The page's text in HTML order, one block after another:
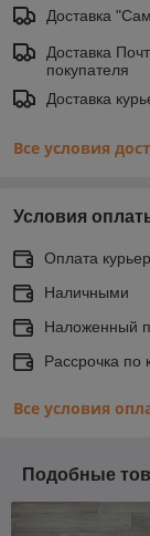
Доставка
Доставка
покупателя
Доставка
Все условия
Условия
Оплата
Наличными
Наложенный
Рассрочка по
Все условия
Подобные